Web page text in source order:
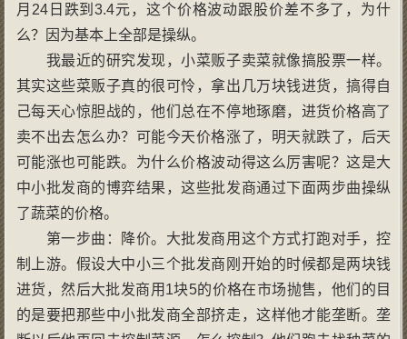
月24日跌到3.4元，这个价格波动跟股价差不多了，为什
么？因为基本上全部是操纵。
我最近的研究发现，小菜贩子卖菜就像搞股票一样。
其实这些菜贩子真的很可怜，拿出几万块钱进货，搞得自
己每天心惊胆战的，他们总在不停地琢磨，进货价格高了
卖不出去怎么办？可能今天价格涨了，明天就跌了，后天
可能涨也可能跌。为什么价格波动得这么厉害呢？这是大
中小批发商的博弈结果，这些批发商通过下面两步曲操纵
了蔬菜的价格。
第一步曲：降价。大批发商用这个方式打跑对手，控
制上游。假设大中小三个批发商刚开始的时候都是两块钱
进货，然后大批发商用1块5的价格在市场抛售，他们的目
的是要把那些中小批发商全部挤走，这样他才能垄断。垄